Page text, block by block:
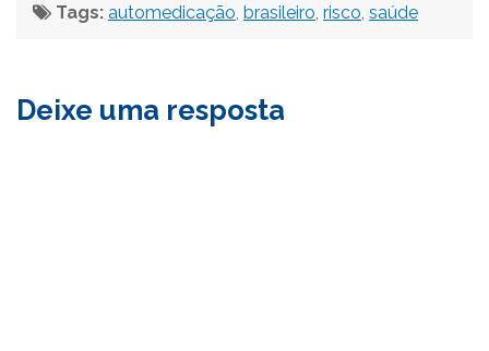
Tags: automedicação brasileiro risco saúde
Deixe uma resposta